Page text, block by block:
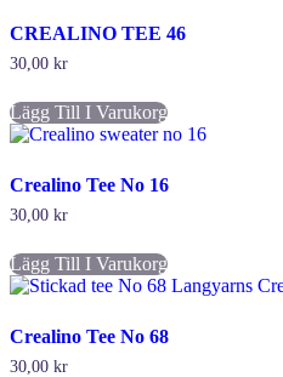
CREALINO TEE 46
30,00 kr
Lägg Till I Varukorg
Crealino Tee No 16
30,00 kr
Lägg Till I Varukorg
Crealino Tee No 68
30,00 kr